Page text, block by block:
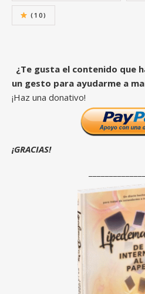
(10)
¿Te gusta el contenido que
un gesto para ayudarme a
¡Haz una donativo!
¡GRACIAS!